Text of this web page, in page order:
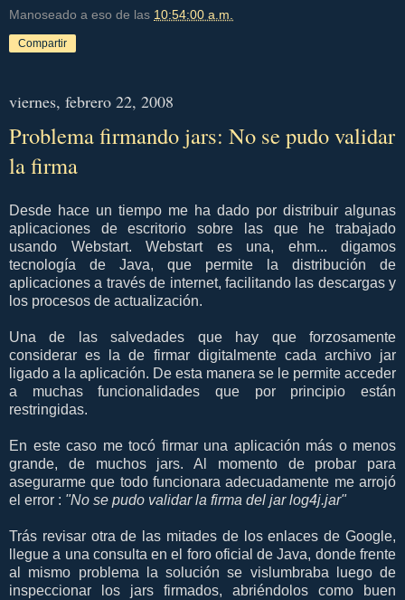
Manoseado a eso de las 10:54:00 a.m.
Compartir
viernes, febrero 22, 2008
Problema firmando jars: No se pudo validar
la firma
Desde hace un tiempo me ha dado por distribuir algunas
aplicaciones de escritorio sobre las que he trabajado
usando Webstart. Webstart es una, ehm... digamos
tecnología de Java, que permite la distribución de
aplicaciones a través de internet, facilitando las descargas y
los procesos de actualización.
Una de las salvedades que hay que forzosamente
considerar es la de firmar digitalmente cada archivo jar
ligado a la aplicación. De esta manera se le permite acceder
a muchas funcionalidades que por principio están
restringidas.
En este caso me tocó firmar una aplicación más o menos
grande, de muchos jars. Al momento de probar para
asegurarme que todo funcionara adecuadamente me arrojó
el error : "No se pudo validar la firma del jar log4j.jar"
Trás revisar otra de las mitades de los enlaces de Google,
llegue a una consulta en el foro oficial de Java, donde frente
al mismo problema la solución se vislumbraba luego de
inspeccionar los jars firmados, abriéndolos como buen